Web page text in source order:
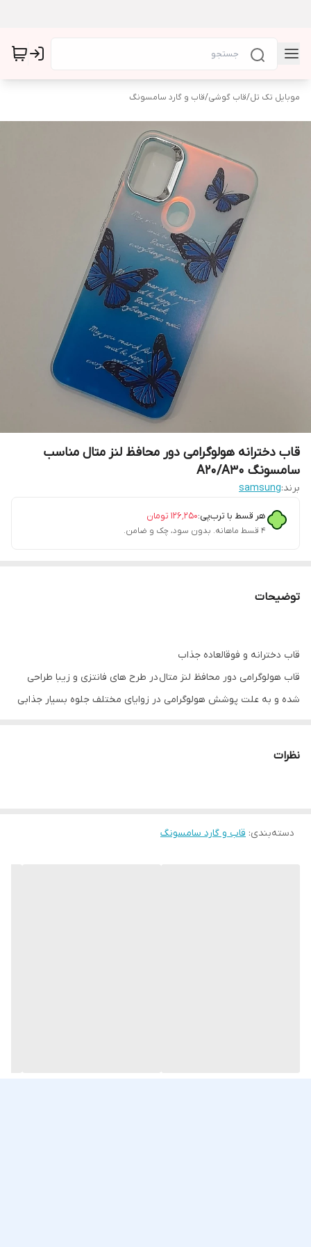
موبایل تک تل/قاب گوشی/قاب و گارد سامسونگ
قاب دخترانه هولوگرامی دور محافظ لنز متال مناسب
سامسونگ A20/A30
برند:samsung
هر قسط با ترب‌پی:۱۲۶٬۲۵۰ تومان
۴ قسط ماهانه. بدون سود، چک و ضامن.
توضیحات
قاب دخترانه و فوقالعاده جذاب
قاب هولوگرامی دور محافظ لنز متال در طرح های فانتزی و زیبا طراحی
شده و به علت پوشش هولوگرامی در زوایای مختلف جلوه بسیار جذابی
گوشی تان نیز زیاد نخواهد شد و شما می توانید استفاده ای لذت بخش
درگاه ها به خوبی برش خورده اند. در این قاب برای دکمه های کناری
نظرات
دسته‌بندی: قاب و گارد سامسونگ